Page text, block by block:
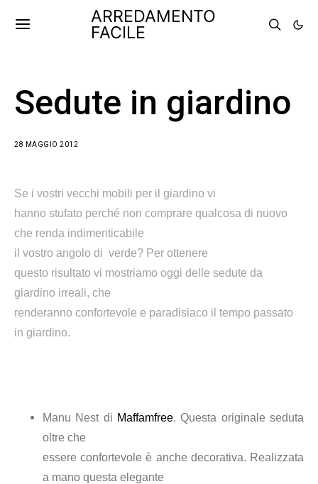
ARREDAMENTO
FACILE
Sedute in giardino
28 MAGGIO 2012
Se i vostri vecchi mobili per il giardino vi
hanno stufato perché non comprare qualcosa di nuovo
che renda indimenticabile
il vostro angolo di verde? Per ottenere
questo risultato vi mostriamo oggi delle sedute da
giardino irreali, che
renderanno confortevole e paradisiaco il tempo passato
in giardino.
Manu Nest di Maffamfree. Questa originale seduta
oltre che
essere confortevole è anche decorativa. Realizzata
a mano questa elegante